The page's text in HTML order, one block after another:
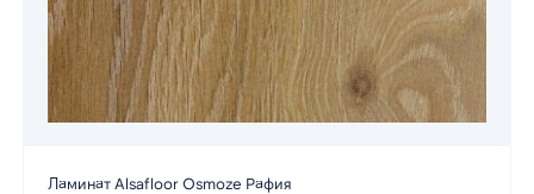
Ламинат Alsafloor Osmoze Рафия